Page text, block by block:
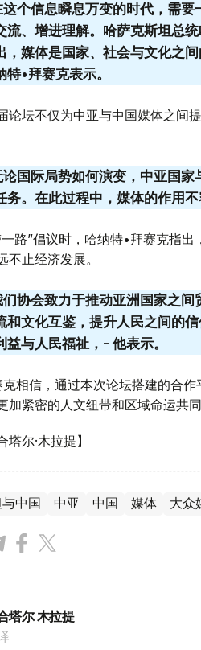
个信息瞬息万变的时代，需
流、增进理解。哈萨克斯坦总
，媒体是国家、社会与文化之
特•拜赛克表示。
论坛不仅为中亚与中国媒体之间
国际局势如何演变，中亚国
务。在此过程中，媒体的作用
路”倡议时，哈纳特•拜赛克指
不止经济发展。
协会致力于推动亚洲国家之
和文化互鉴，提升人民之间的
益与人民福祉，- 他表示。
相信，通过本次论坛搭建的合
加紧密的人文纽带和区域命运共同
塔尔·木拉提】
中国 中亚 中国 媒体 大众
塔尔 木拉提